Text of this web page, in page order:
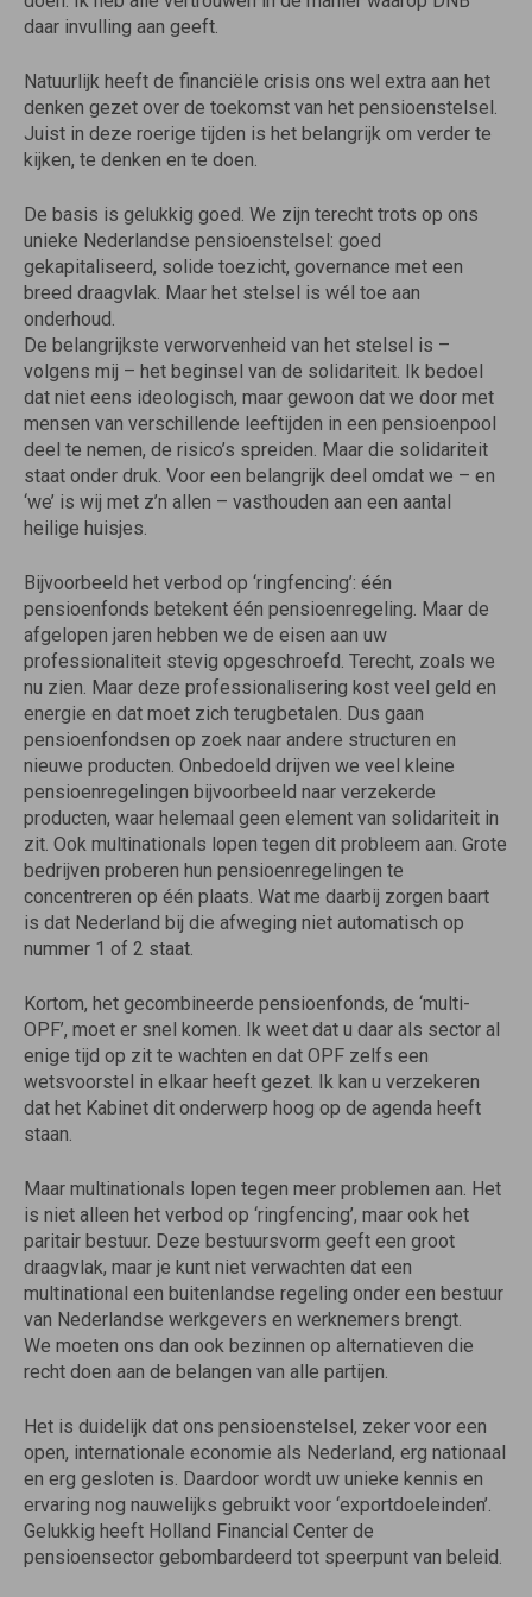
daar invulling aan geeft.
Natuurlijk heeft de financiële crisis ons wel extra aan het
denken gezet over de toekomst van het pensioenstelsel.
Juist in deze roerige tijden is het belangrijk om verder te
kijken, te denken en te doen.
De basis is gelukkig goed. We zijn terecht trots op ons
unieke Nederlandse pensioenstelsel: goed
gekapitaliseerd, solide toezicht, governance met een
breed draagvlak. Maar het stelsel is wél toe aan
onderhoud.
De belangrijkste verworvenheid van het stelsel is –
volgens mij – het beginsel van de solidariteit. Ik bedoel
dat niet eens ideologisch, maar gewoon dat we door met
mensen van verschillende leeftijden in een pensioenpool
deel te nemen, de risico’s spreiden. Maar die solidariteit
staat onder druk. Voor een belangrijk deel omdat we – en
‘we’ is wij met z’n allen – vasthouden aan een aantal
heilige huisjes.
Bijvoorbeeld het verbod op ‘ringfencing’: één
pensioenfonds betekent één pensioenregeling. Maar de
afgelopen jaren hebben we de eisen aan uw
professionaliteit stevig opgeschroefd. Terecht, zoals we
nu zien. Maar deze professionalisering kost veel geld en
energie en dat moet zich terugbetalen. Dus gaan
pensioenfondsen op zoek naar andere structuren en
nieuwe producten. Onbedoeld drijven we veel kleine
pensioenregelingen bijvoorbeeld naar verzekerde
producten, waar helemaal geen element van solidariteit in
zit. Ook multinationals lopen tegen dit probleem aan. Grote
bedrijven proberen hun pensioenregelingen te
concentreren op één plaats. Wat me daarbij zorgen baart
is dat Nederland bij die afweging niet automatisch op
nummer 1 of 2 staat.
Kortom, het gecombineerde pensioenfonds, de ‘multi-
OPF’, moet er snel komen. Ik weet dat u daar als sector al
enige tijd op zit te wachten en dat OPF zelfs een
wetsvoorstel in elkaar heeft gezet. Ik kan u verzekeren
dat het Kabinet dit onderwerp hoog op de agenda heeft
staan.
Maar multinationals lopen tegen meer problemen aan. Het
is niet alleen het verbod op ‘ringfencing’, maar ook het
paritair bestuur. Deze bestuursvorm geeft een groot
draagvlak, maar je kunt niet verwachten dat een
multinational een buitenlandse regeling onder een bestuur
van Nederlandse werkgevers en werknemers brengt.
We moeten ons dan ook bezinnen op alternatieven die
recht doen aan de belangen van alle partijen.
Het is duidelijk dat ons pensioenstelsel, zeker voor een
open, internationale economie als Nederland, erg nationaal
en erg gesloten is. Daardoor wordt uw unieke kennis en
ervaring nog nauwelijks gebruikt voor ‘exportdoeleinden’.
Gelukkig heeft Holland Financial Center de
pensioensector gebombardeerd tot speerpunt van beleid.